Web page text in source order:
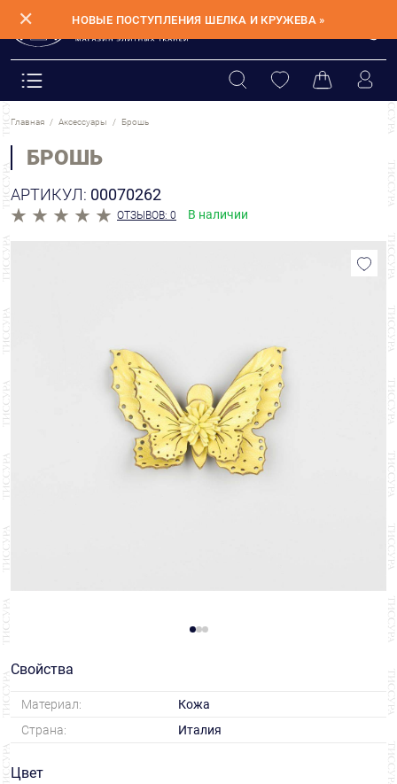
✕ НОВЫЕ ПОСТУПЛЕНИЯ ШЕЛКА И КРУЖЕВА »
Главная Аксессуары Брошь
БРОШЬ
АРТИКУЛ: 00070262
ОТЗЫВОВ: 0 В наличии
Свойства
Материал:
Кожа
Страна:
Италия
Цвет